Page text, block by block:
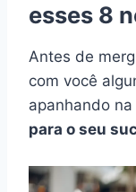
esses 8
Antes de
com você
apanhando
para o seu